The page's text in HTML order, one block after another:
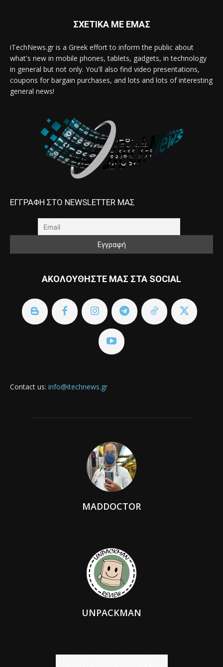
ΣΧΕΤΙΚΑ ΜΕ ΕΜΑΣ
iTechNews.gr is a Greek effort to inform the public about
what's new in mobile phones, tablets, gadgets, in technology
in general but not only. You'll also find video presentations,
coupons for bargain purchases, and lots and lots of interesting
general news!
ΕΓΓΡΑΦΗ ΣΤΟ NEWSLETTER ΜΑΣ
ΑΚΟΛΟΥΘΗΣΤΕ ΜΑΣ ΣΤΑ SOCIAL
Contact us: info@itechnews.gr
MADDOCTOR
UNPACKMAN